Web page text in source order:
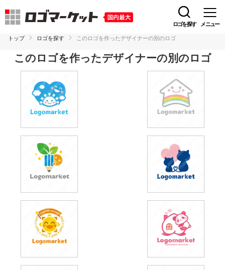
ロゴを探す メニュー
トップ ロゴを探す このロゴを作ったデザイナーの別のロゴ
このロゴを作ったデザイナーの別のロゴ